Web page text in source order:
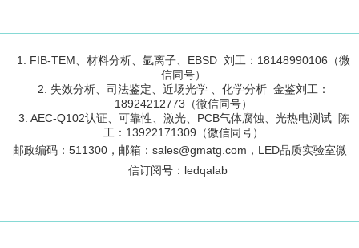
1. FIB-TEM、材料分析、氩离子、EBSD 刘工：18148990106（微
信同号）
2. 失效分析、司法鉴定、近场光学 、化学分析 金鉴刘工：
18924212773（微信同号）
3. AEC-Q102认证、可靠性、激光、PCB气体腐蚀、光热电测试 陈
工：13922171309（微信同号）
邮政编码： 511300，邮箱：sales@gmatg.com，LED品质实验室微
信订阅号：ledqalab